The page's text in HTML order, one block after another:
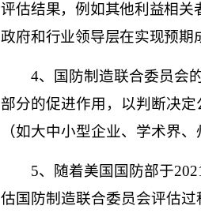
评估结果，例如其他利益相
政府和行业领导层在实现预期
4、国防制造联合委员会
部分的促进作用，以判断决
（如大中小型企业、学术界
5、随着美国国防部于
估国防制造联合委员会评估过